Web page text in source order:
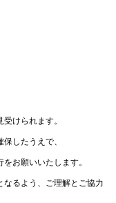
けられます。
保したうえで、
をお願いいたします。
なるよう、ご理解とご協力